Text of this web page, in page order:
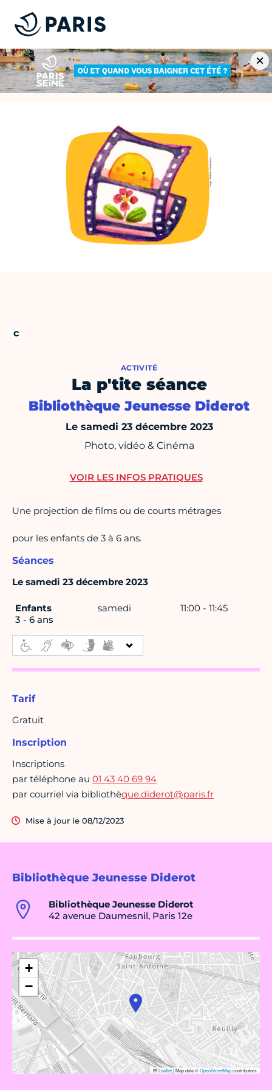
ACTIVITÉ
La p'tite séance
Bibliothèque Jeunesse Diderot
Le samedi 23 décembre 2023
Photo, vidéo & Cinéma
Bibliothèque Jeunesse Diderot
Bibliothèque Jeunesse Diderot
42 avenue Daumesnil, Paris 12e
+
−
Leaflet|Map data ©OpenStreetMapcontributors
Une projection de films ou de courts métrages
pour les enfants de 3 à 6 ans.
Séances
Le samedi 23 décembre 2023
Enfants
3 - 6 ans
samedi 11:00 - 11:45
Tarif
Gratuit
Inscription
Inscriptions
par téléphone au 01 43 40 69 94
par courriel via bibliothèque.diderot@paris.fr
Mise à jour le 08/12/2023
VOIR LES INFOS PRATIQUES